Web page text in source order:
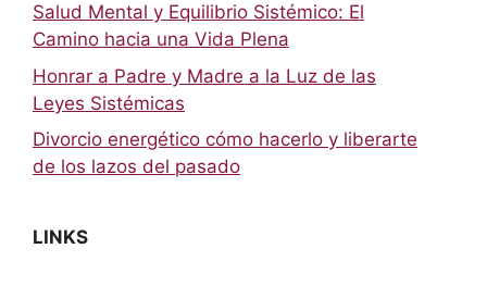
Salud Mental y Equilibrio Sistémico: El
Camino hacia una Vida Plena
Honrar a Padre y Madre a la Luz de las
Leyes Sistémicas
Divorcio energético cómo hacerlo y liberarte
de los lazos del pasado
LINKS